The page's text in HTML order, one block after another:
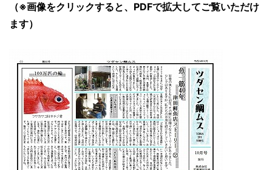
（※画像をクリックすると、PDFで拡大してご覧いただけ
ます）